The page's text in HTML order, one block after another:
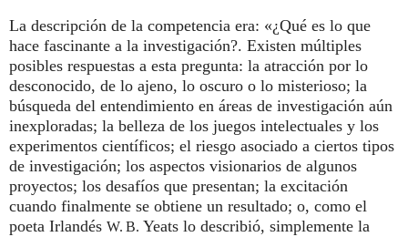
La descripción de la competencia era: «¿Qué es lo que
hace fascinante a la investigación?. Existen múltiples
posibles respuestas a esta pregunta: la atracción por lo
desconocido, de lo ajeno, lo oscuro o lo misterioso; la
búsqueda del entendimiento en áreas de investigación aún
inexploradas; la belleza de los juegos intelectuales y los
experimentos científicos; el riesgo asociado a ciertos tipos
de investigación; los aspectos visionarios de algunos
proyectos; los desafíos que presentan; la excitación
cuando finalmente se obtiene un resultado; o, como el
poeta Irlandés W. B. Yeats lo describió, simplemente la